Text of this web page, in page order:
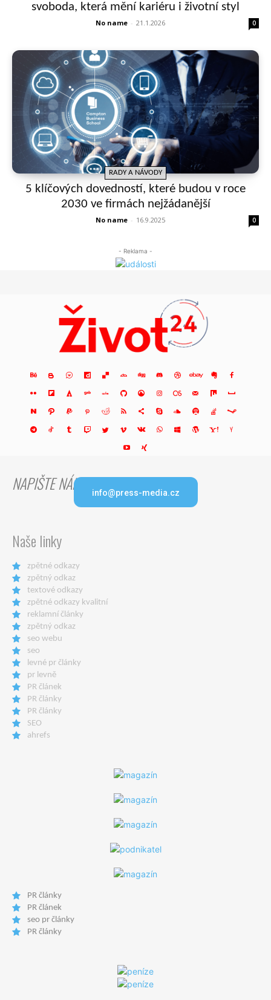
svoboda, která mění kariéru i životní styl
No name - 21.1.2026 0
RADY A NÁVODY
5 klíčových dovedností, které budou v roce
2030 ve firmách nejžádanější
No name - 16.9.2025 0
- Reklama -
NAPIŠTE NÁM info@press-media.cz
Naše linky
zpětné odkazy
zpětný odkaz
textové odkazy
zpětné odkazy kvalitní
reklamní články
zpětný odkaz
seo webu
seo
levné pr články
pr levně
PR článek
PR články
PR články
SEO
ahrefs
PR články
PR článek
seo pr články
PR články